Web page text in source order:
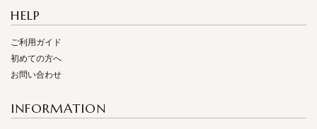
HELP
ご利用ガイド
初めての方へ
お問い合わせ
INFORMATION